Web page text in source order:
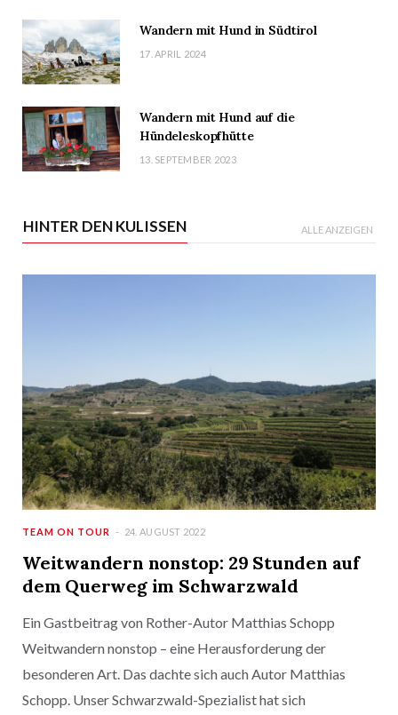
Wandern mit Hund in Südtirol
17. APRIL 2024
Wandern mit Hund auf die
Hündeleskopfhütte
13. SEPTEMBER 2023
HINTER DEN KULISSEN ALLE ANZEIGEN
TEAM ON TOUR 24. AUGUST 2022
Weitwandern nonstop: 29 Stunden auf
dem Querweg im Schwarzwald
Ein Gastbeitrag von Rother-Autor Matthias Schopp
Weitwandern nonstop – eine Herausforderung der
besonderen Art. Das dachte sich auch Autor Matthias
Schopp. Unser Schwarzwald-Spezialist hat sich